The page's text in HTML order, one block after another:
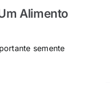
Alimento
semente